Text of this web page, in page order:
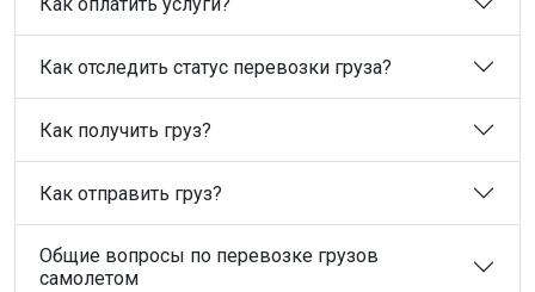
Как отследить статус перевозки груза?
Как получить груз?
Как отправить груз?
Общие вопросы по перевозке грузов
самолетом